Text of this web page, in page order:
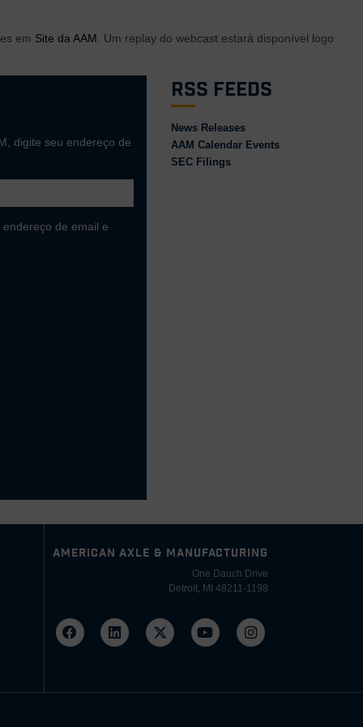
em Site da AAM . Um replay do webcast estará disponível logo
digite seu endereço de
de email e
RSS Feeds
News Releases
AAM Calendar Events
SEC Filings
AMERICAN AXLE & MANUFACTURING
One Dauch Drive
Detroit, MI 48211-1198